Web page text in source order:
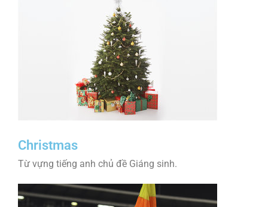
Christmas
Từ vựng tiếng anh chủ đề Giáng sinh.